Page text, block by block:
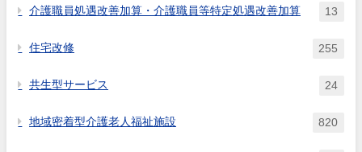
介護職員処遇改善加算・介護職員等特定処遇改善加算 13
住宅改修 255
共生型サービス 24
地域密着型介護老人福祉施設 820